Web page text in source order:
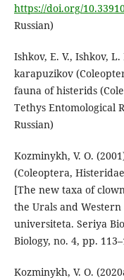
https://doi.org/
Russian)
Ishkov, E. V., Ishkov,
karapuzikov
fauna of histerids
Tethys Entomological
Russian)
Kozminykh, V. O.
(Coleoptera,
[The new taxa of
the Urals and Western
universiteta. Seriya
Biology, no. 4, pp.
Kozminykh, V. O.